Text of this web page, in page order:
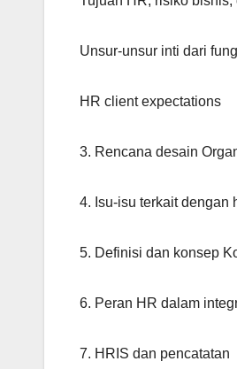
Unsur-unsur inti dari
HR client expectations
3. Rencana desain
4. Isu-isu terkait dengan
5. Definisi dan konsep
6. Peran HR dalam
7. HRIS dan pencatatan